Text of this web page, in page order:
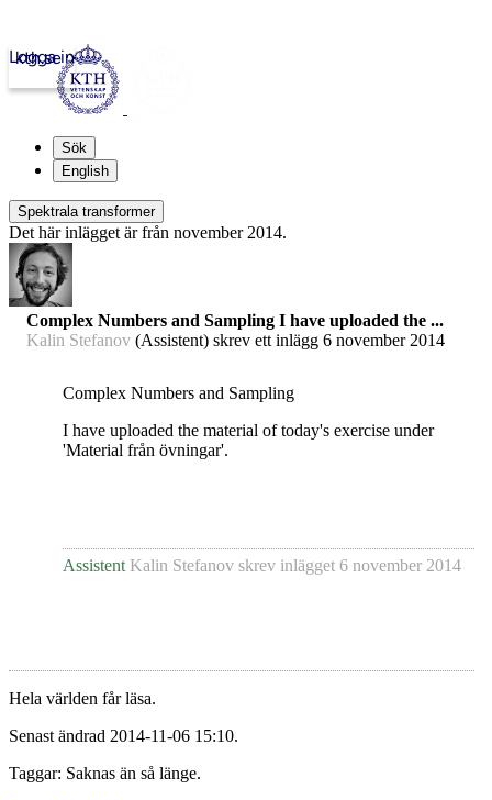
kth.se
Logga in
Sök
English
Spektrala transformer
Det här inlägget är från november 2014.
Complex Numbers and Sampling I have uploaded the ...
Kalin Stefanov (Assistent) skrev ett inlägg 6 november 2014
Complex Numbers and Sampling
I have uploaded the material of today's exercise under
'Material från övningar'.
Assistent Kalin Stefanov skrev inlägget 6 november 2014
Hela världen får läsa.
Senast ändrad 2014-11-06 15:10.
Taggar: Saknas än så länge.